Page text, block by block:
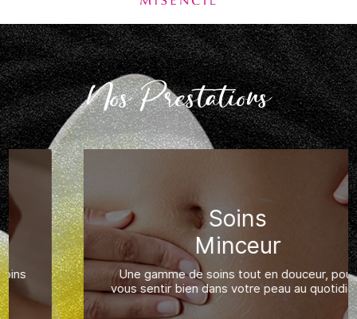
Nos Prestations
Soins
Minceur
Une gamme de soins tout en douceur, pour
vous sentir bien dans votre peau au quotidien.